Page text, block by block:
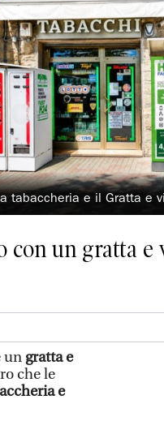
tabaccheria e il Gratta e
un gratta e
un gratta e
che le
e